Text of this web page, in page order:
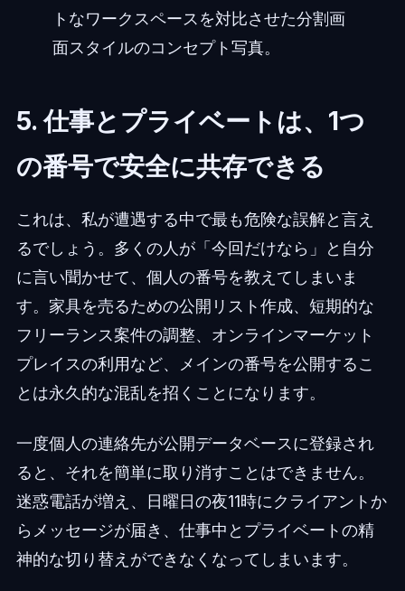
トなワークスペースを対比させた分割画
面スタイルのコンセプト写真。
5. 仕事とプライベートは、1つ
の番号で安全に共存できる
これは、私が遭遇する中で最も危険な誤解と言え
るでしょう。多くの人が「今回だけなら」と自分
に言い聞かせて、個人の番号を教えてしまいま
す。家具を売るための公開リスト作成、短期的な
フリーランス案件の調整、オンラインマーケット
プレイスの利用など、メインの番号を公開するこ
とは永久的な混乱を招くことになります。
一度個人の連絡先が公開データベースに登録され
ると、それを簡単に取り消すことはできません。
迷惑電話が増え、日曜日の夜11時にクライアントか
らメッセージが届き、仕事中とプライベートの精
神的な切り替えができなくなってしまいます。